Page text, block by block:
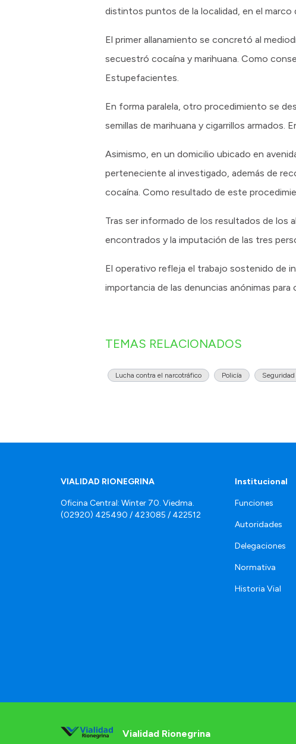
distintos puntos de la localidad, en el marco
El primer allanamiento se concretó al
secuestró cocaína y marihuana. Como
Estupefacientes.
En forma paralela, otro procedimiento se
semillas de marihuana y cigarrillos
Asimismo, en un domicilio ubicado en
perteneciente al investigado, además de
cocaína. Como resultado de este
Tras ser informado de los resultados de
encontrados y la imputación de las tres
El operativo refleja el trabajo sostenido de
importancia de las denuncias anónimas
TEMAS RELACIONADOS
Lucha contra el narcotráfico Policía
VIALIDAD RIONEGRINA
Oficina Central: Winter 70. Viedma.
(02920) 425490 / 423085 / 422512
Institucional
Funciones
Autoridades
Delegaciones
Normativa
Historia Vial
Vialidad Rionegrina